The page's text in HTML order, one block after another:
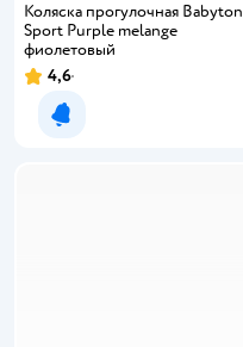
Коляска прогулочная Babyton
Sport Purple melange
фиолетовый
4,6
Уведомить о появлении